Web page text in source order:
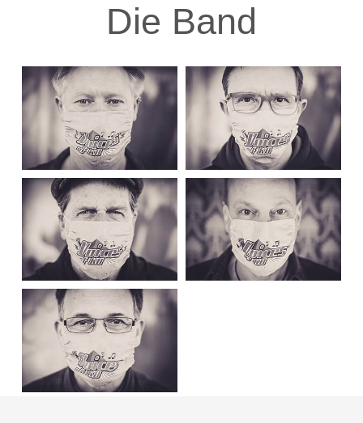
Die Band